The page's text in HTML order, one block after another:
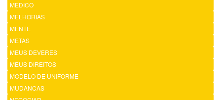
MEDICO
MELHORIAS
MENTE
METAS
MEUS DEVERES
MEUS DIREITOS
MODELO DE UNIFORME
MUDANCAS